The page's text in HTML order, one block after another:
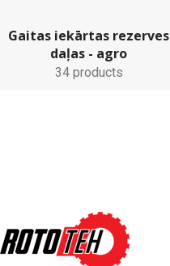
Gaitas iekārtas rezerves
daļas - agro
34 products